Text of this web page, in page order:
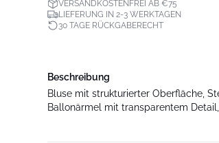
VERSANDKOSTENFREI AB €75
LIEFERUNG IN 2-3 WERKTAGEN
30 TAGE RÜCKGABERECHT
Beschreibung
Bluse mit strukturierter Oberfläche,
Ballonärmel mit transparentem